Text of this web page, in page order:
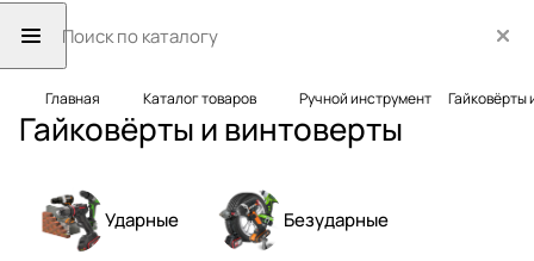
Главная Каталог товаров Ручной инструмент Гайковёрты
Гайковёрты и винтоверты
Ударные Безударные